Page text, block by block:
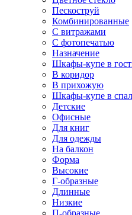
Пескоструй
Комбинированные
С витражами
С фотопечатью
Назначение
Шкафы-купе в
В коридор
В прихожую
Шкафы-купе в
Детские
Офисные
Для книг
Для одежды
На балкон
Форма
Высокие
Г-образные
Длинные
Низкие
П-образные